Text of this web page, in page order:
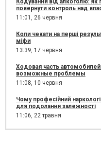
повернути контроль над
11:01, 26 червня
Коли чекати на перші
міфи
13:39, 17 червня
Ходовая часть автомобилей
возможные проблемы
11:08, 10 червня
Чому професійний
для подолання залежності
11:06, 22 травня